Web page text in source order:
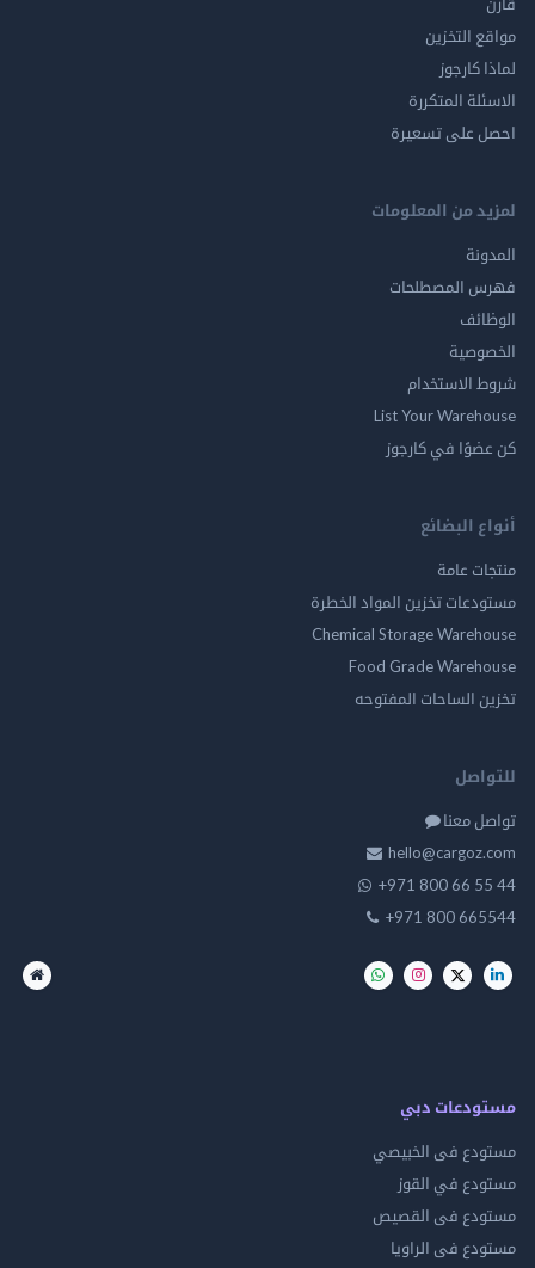
مواقع التخزين
لماذا كارجوز
الاسئلة المتكررة
احصل على تسعيرة
لمزيد من المعلومات
المدونة
فهرس المصطلحات
الوظائف
الخصوصية
شروط الاستخدام
List Your Warehouse
كن عضوًا في كارجوز
أنواع البضائع
منتجات عامة
مستودعات تخزين المواد الخطرة
Chemical Storage Warehouse
Food Grade Warehouse
تخزين الساحات المفتوحه
للتواصل
تواصل معنا
hello@cargoz.com
+971 800 66 55 44
+971 800 665544
مستودعات دبي
مستودع فى الخبيصي
مستودع في القوز
مستودع فى القصيص
مستودع فى الراويا